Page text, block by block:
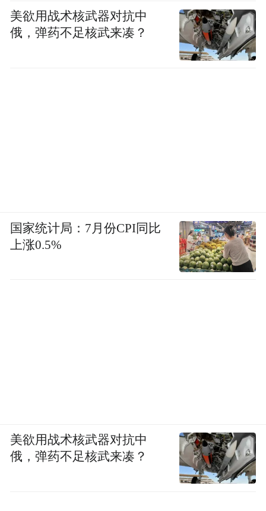
地国际博览中心举行；28日分别在赣南科技
学院体育馆、江西财经职业学院八里湖校区
逛咨询会的行进式直播的形式，打造沉浸式
志愿填报体验，让无法亲临现场的考生和家
美欲用战术核武器对抗中
俄，弹药不足核武来凑？
国家统计局：7月份CPI同比
上涨0.5%
美欲用战术核武器对抗中
俄，弹药不足核武来凑？